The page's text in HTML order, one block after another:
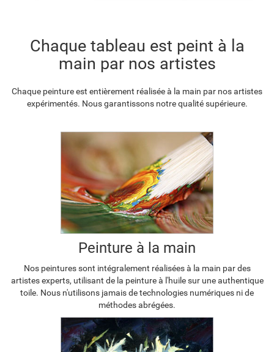
€95.36
Chaque tableau est peint à la
main par nos artistes
Chaque peinture est entièrement réalisée à la main par nos artistes
expérimentés. Nous garantissons notre qualité supérieure.
Peinture à la main
Nos peintures sont intégralement réalisées à la main par des
artistes experts, utilisant de la peinture à l'huile sur une authentique
toile. Nous n'utilisons jamais de technologies numériques ni de
méthodes abrégées.